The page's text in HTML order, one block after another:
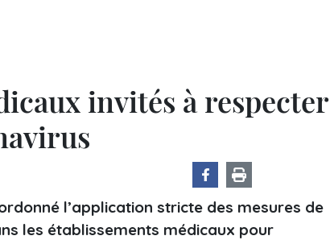
invités à respecter
l’application stricte des mesures de
les établissements médicaux pour